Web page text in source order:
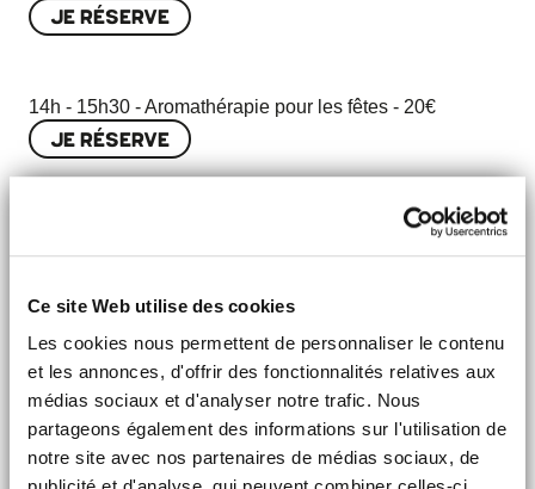
Ce site Web utilise des cookies
Les cookies nous permettent de personnaliser le contenu
et les annonces, d'offrir des fonctionnalités relatives aux
médias sociaux et d'analyser notre trafic. Nous
partageons également des informations sur l'utilisation de
notre site avec nos partenaires de médias sociaux, de
JE RÉSERVE
14h - 15h30 - Aromathérapie pour les fêtes - 20€
JE RÉSERVE
16h - 17h30 - Suspension de Noël upcyclée, pour les 6-
12 ans - 13€
19h - 20h30 - Apéro origami de Noël - 20€
JE RÉSERVE
Dimanche 16 :